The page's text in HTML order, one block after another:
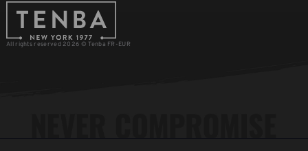
All rights reserved 2026 © Tenba FR-EUR